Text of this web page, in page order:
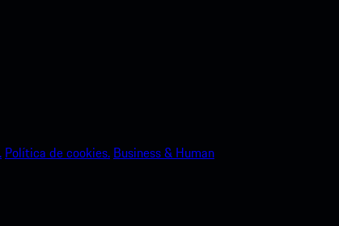
Política de cookies. Business & Human